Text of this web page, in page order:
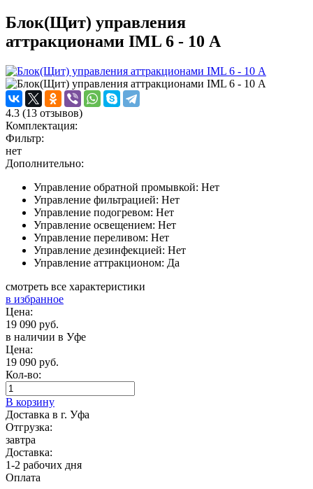
Блок(Щит) управления
аттракционами IML 6 - 10 А
4.3 (13 отзывов)
Комплектация:
Фильтр:
нет
Дополнительно:
Управление обратной промывкой: Нет
Управление фильтрацией: Нет
Управление подогревом: Нет
Управление освещением: Нет
Управление переливом: Нет
Управление дезинфекцией: Нет
Управление аттракционом: Да
смотреть все характеристики
в избранное
Цена:
19 090 руб.
в наличии в Уфе
Цена:
19 090 руб.
Кол-во:
В корзину
Доставка в г. Уфа
Отгрузка:
завтра
Доставка:
1-2 рабочих дня
Оплата